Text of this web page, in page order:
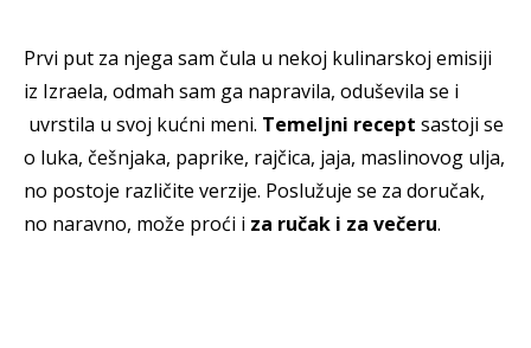
Prvi put za njega sam čula u nekoj kulinarskoj emisiji
iz Izraela, odmah sam ga napravila, oduševila se i
uvrstila u svoj kućni meni. Temeljni recept sastoji se
o luka, češnjaka, paprike, rajčica, jaja, maslinovog ulja,
no postoje različite verzije. Poslužuje se za doručak,
no naravno, može proći i za ručak i za večeru.